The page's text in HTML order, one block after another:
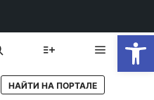
Больше информации
Главное
НАЙТИ НА ПОРТАЛЕ